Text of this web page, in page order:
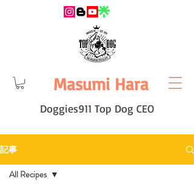
Masumi Hara
Doggies911 Top Dog CEO
記事
All Recipes